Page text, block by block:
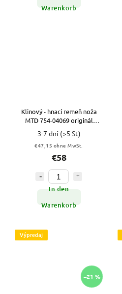
Warenkorb
Klinový - hnací remeň noža
MTD 754-04069 originál
15,8x2667
3-7 dní (>5 St)
€47,15 ohne MwSt.
€58
In den
Warenkorb
Výpredaj
–21 %